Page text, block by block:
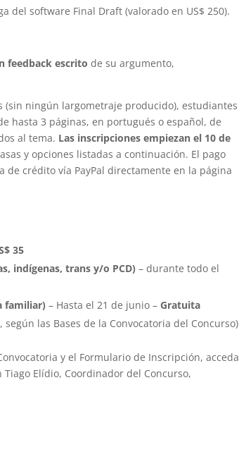
del software Final Draft (valorado en US$ 250).
feedback escrito de su argumento,
ningún largometraje producido), estudiantes
hasta 3 páginas, en portugués o español, de
al tema. Las inscripciones empiezan el 10 de
y opciones listadas a continuación. El pago
crédito vía PayPal directamente en la página
35
indígenas, trans y/o PCD)– durante todo el
familiar)– Hasta el 21 de junio – Gratuita
las Bases de la Convocatoria del Concurso)
y el Formulario de Inscripción, acceda
Tiago Elídio, Coordinador del Concurso,